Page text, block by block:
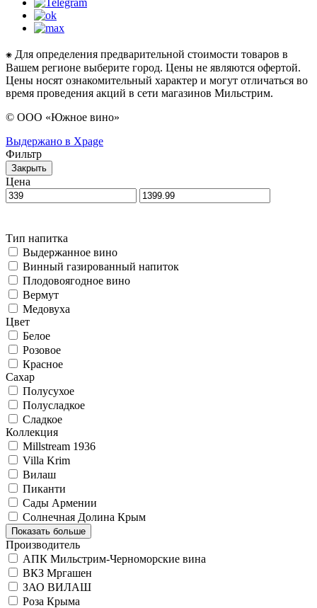
⁕ Для определения предварительной стоимости товаров в
Вашем регионе выберите город. Цены не являются офертой.
Цены носят ознакомительный характер и могут отличаться во
время проведения акций в сети магазинов Мильстрим.
© ООО «Южное вино»
Выдержано в Xpage
Фильтр
Закрыть
Цена
Тип напитка
Выдержанное вино
Винный газированный напиток
Плодовоягодное вино
Вермут
Медовуха
Цвет
Белое
Розовое
Красное
Сахар
Полусухое
Полусладкое
Сладкое
Коллекция
Millstream 1936
Villa Krim
Вилаш
Пиканти
Сады Армении
Солнечная Долина Крым
Показать больше
Производитель
АПК Мильстрим-Черноморские вина
ВКЗ Мргашен
ЗАО ВИЛАШ
Роза Крыма